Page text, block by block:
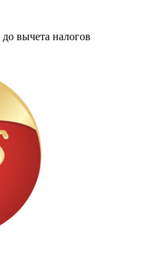
до вычета налогов